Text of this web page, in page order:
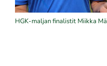
HGK-maljan finalistit Miikka